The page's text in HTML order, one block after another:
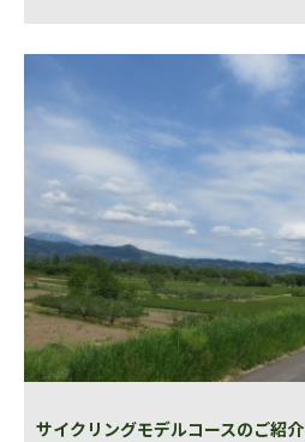
サイクリングモデルコースのご紹介